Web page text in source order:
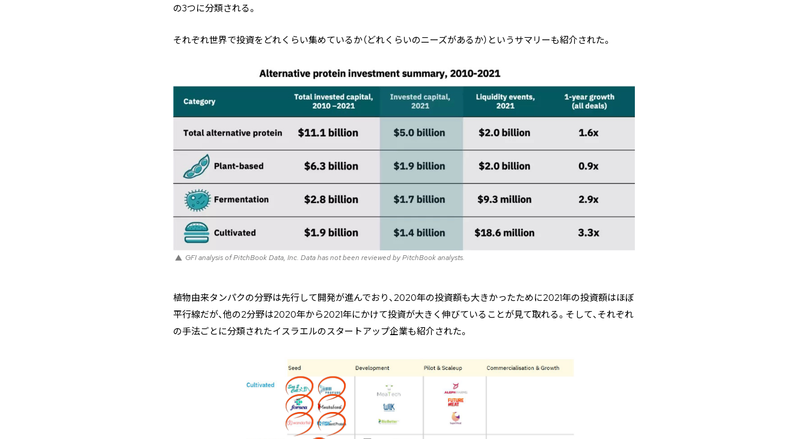
の3つに分類される。
それぞれ世界で投資をどれくらい集めているか（どれくらいのニーズがあるか）というサマリーも紹介された。
GFI analysis of PitchBook Data, Inc. Data has not been reviewed by PitchBook analysts.
植物由来タンパクの分野は先行して開発が進んでおり、2020年の投資額も大きかったために2021年の投資額はほぼ
平行線だが、他の2分野は2020年から2021年にかけて投資が大きく伸びていることが見て取れる。そして、それぞれ
の手法ごとに分類されたイスラエルのスタートアップ企業も紹介された。